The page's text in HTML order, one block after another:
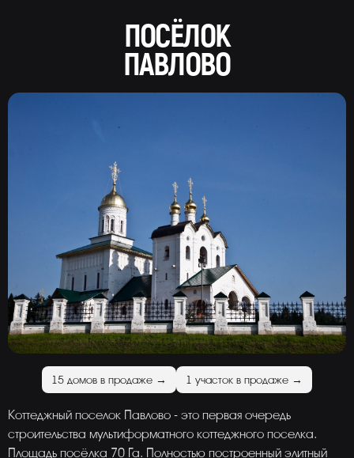
ПОСЁЛОК
ПАВЛОВО
15 домов в продаже → 1 участок в продаже →
Коттеджный поселок Павлово - это первая очередь
строительства мультиформатного коттеджного поселка.
Площадь посёлка 70 Га. Полностью построенный элитный